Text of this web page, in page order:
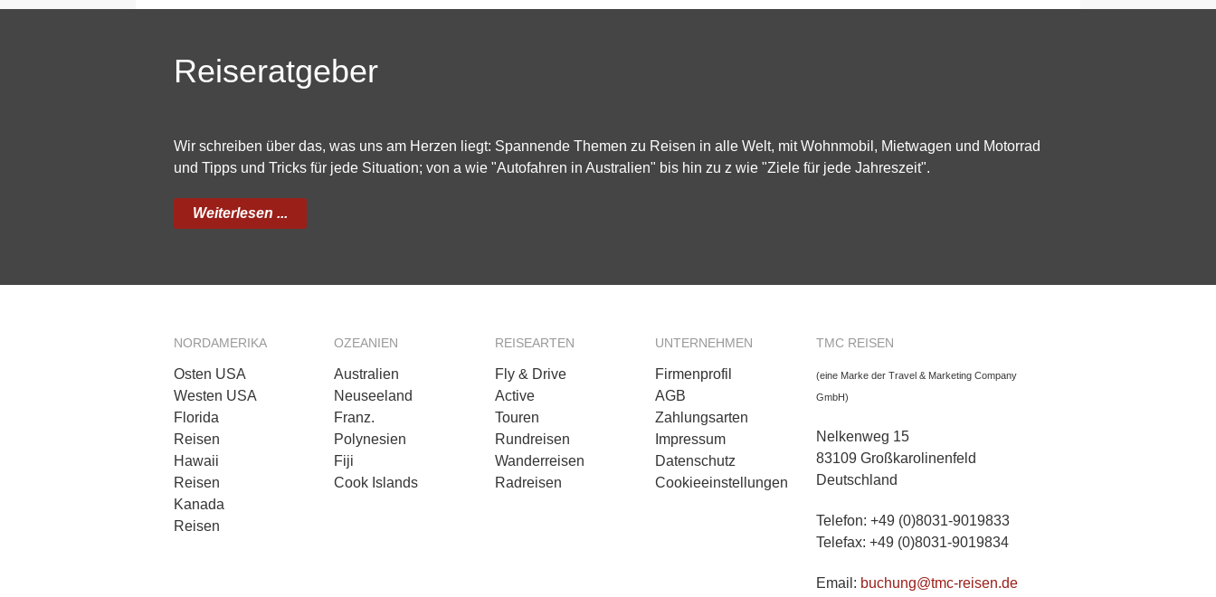
Reiseratgeber
Wir schreiben über das, was uns am Herzen liegt: Spannende Themen zu Reisen in alle Welt, mit Wohnmobil, Mietwagen und Motorrad
und Tipps und Tricks für jede Situation; von a wie "Autofahren in Australien" bis hin zu z wie "Ziele für jede Jahreszeit".
Weiterlesen ...
NORDAMERIKA
Osten USA
Westen USA
Florida
Reisen
Hawaii
Reisen
Kanada
Reisen
OZEANIEN
Australien
Neuseeland
Franz.
Polynesien
Fiji
Cook Islands
REISEARTEN
Fly & Drive
Active
Touren
Rundreisen
Wanderreisen
Radreisen
UNTERNEHMEN
Firmenprofil
AGB
Zahlungsarten
Impressum
Datenschutz
Cookieeinstellungen
TMC REISEN
(eine Marke der Travel & Marketing Company
GmbH)
Nelkenweg 15
83109 Großkarolinenfeld
Deutschland
Telefon: +49 (0)8031-9019833
Telefax: +49 (0)8031-9019834
Email: buchung@tmc-reisen.de